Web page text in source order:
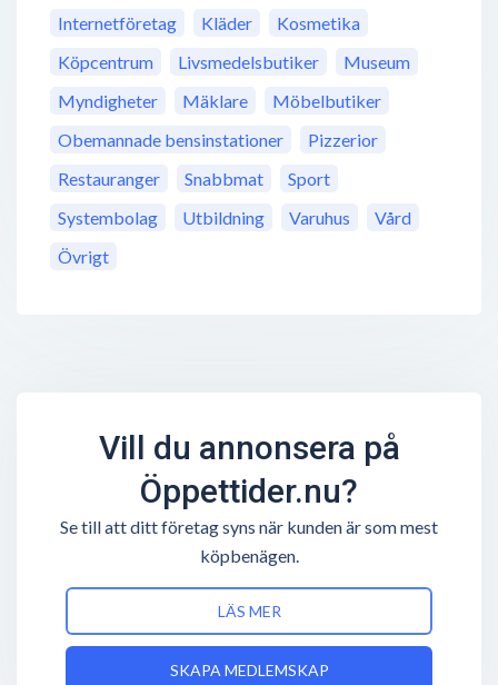
Internetföretag
Kläder
Kosmetika
Köpcentrum
Livsmedelsbutiker
Museum
Myndigheter
Mäklare
Möbelbutiker
Obemannade bensinstationer
Pizzerior
Restauranger
Snabbmat
Sport
Systembolag
Utbildning Varuhus
Vård
Övrigt
Vill du annonsera på
Öppettider.nu?
Se till att ditt företag syns när kunden är som mest
köpbenägen.
LÄS MER
SKAPA MEDLEMSKAP